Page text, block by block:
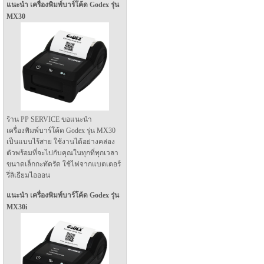
แนะนำ เครื่องพิมพ์บาร์โค้ด Godex รุ่น
MX30
ร้าน PP SERVICE ขอแนะนำ
เครื่องพิมพ์บาร์โค้ด Godex รุ่น MX30
เป็นแบบไร้สาย ใช้งานได้อย่างคล่อง
ตัวพร้อมที่จะไปกับคุณในทุกที่ทุกเวลา
ขนาดเล็กกะทัดรัด ใช้ไฟจากแบตเตอร์
รี่ลิเธียมไอออน
แนะนำ เครื่องพิมพ์บาร์โค้ด Godex รุ่น
MX30i